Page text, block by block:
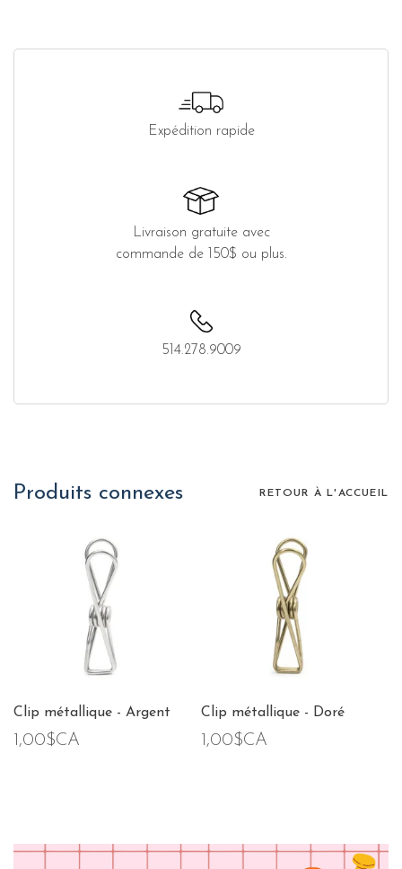
Expédition rapide
Livraison gratuite avec
commande de 150$ ou plus.
514.278.9009
Produits connexes RETOUR À L'ACCUEIL
Clip métallique - Argent
1,00$CA
Clip métallique - Doré
1,00$CA